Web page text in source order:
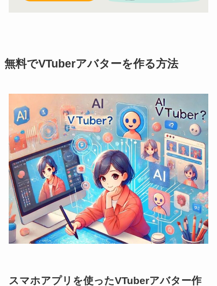
無料でVTuberアバターを作る方法
スマホアプリを使ったVTuberアバター作